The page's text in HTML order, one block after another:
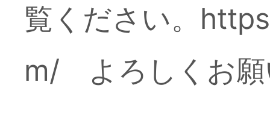
覧ください。
m/ よろしくお願